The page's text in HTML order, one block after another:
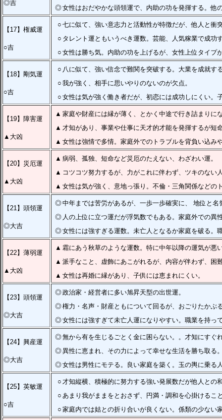
◎吉
◎女性はおだやかな頭領運で、内助の功を発揮する。他
【17】権威運
○吉
○ 七に似て、強い意志力と活動性が特徴だが、他人と衝
○ タレント運ともいうべき運数。芸能、人気稼業で成功
○ 女性は勝ち気。内助の功を上げるが、女性上位タイプ
【18】剛気運
○吉
○ 八に似て、強い信念で難関を突破する。大業を成就す
○ 我が強く、相手に思いやりのないのが欠点。
○ 女性は気が強く働き者だが、初恋には成功しにくい。
【19】障害運
▲大凶
▲ 家庭や財産には縁が薄く、とかく中途で行き詰まりに
▲ 才知があり、事業や仕事に天才的才能を発揮するが短
▲ 女性は強情で多情。家庭外でのトラブルを背負い込み
【20】災厄運
▲大凶
▲ 病弱、孤独、短命など災厄のたえない、わざわい運。
▲ コツコツ努力するが、力がこれに伴わず、ツキのない
▲ 女性は気が強く、意地っ張り。不倫・三角関係などの
【21】頭領運
◎大吉
◎中年までは苦労があるが、一歩一歩確実に、 地位と名
◎ 人の上位に立つ運だが浮気数でもある。家庭外での異
◎女性には強すぎる運数。未亡人となるか家庭を破る。
【22】薄弱運
▲大凶
▲ 霜にあう秋草のような運数。特に中年以降の運気が悪
▲ 派手なこと、虚飾にあこがれるが、内容が伴わず、困
▲ 女性は再婚に縁があり、子供には恵まれにくい。
【23】頭領運
◎大吉
◎政治家・経営者に多い旭昇天型の出世運。
◎権力・名声・財産ともについて回るが、おごりたかぶ
◎女性には強すぎて未亡人運になりやすい。職業を持っ
【24】興産運
◎大吉
◎無から有を生じるごとく金に困らない。。才知にすぐ
◎異性に恵まれ、その力によって幸せな生活を勝ち取る
◎女性は男性にモテる。良い家庭を築く。玉の輿に乗る
【25】英敏運
○吉
○ 才知縦横、積極的に努力する強い発展数だが他人との
○ あまり我がままをとおさず、円満・調和を心掛けるこ
○ 家庭内では姑との折り合いが良くない。係類の少ない